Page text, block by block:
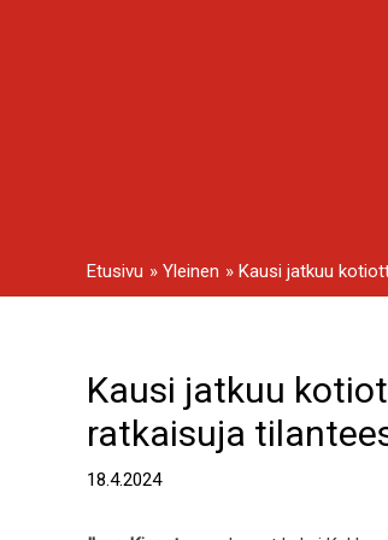
Etusivu Yleinen Kausi jatkuu
Kausi jatkuu
ratkaisuja
18.4.2024
Artikkelien
selaus